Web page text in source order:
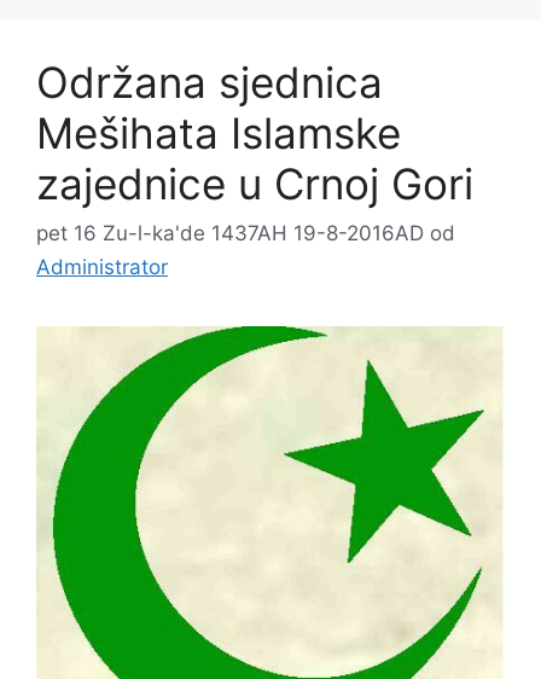
Održana sjednica
Mešihata Islamske
zajednice u Crnoj Gori
pet 16 Zu-l-ka'de 1437AH 19-8-2016AD od
Administrator